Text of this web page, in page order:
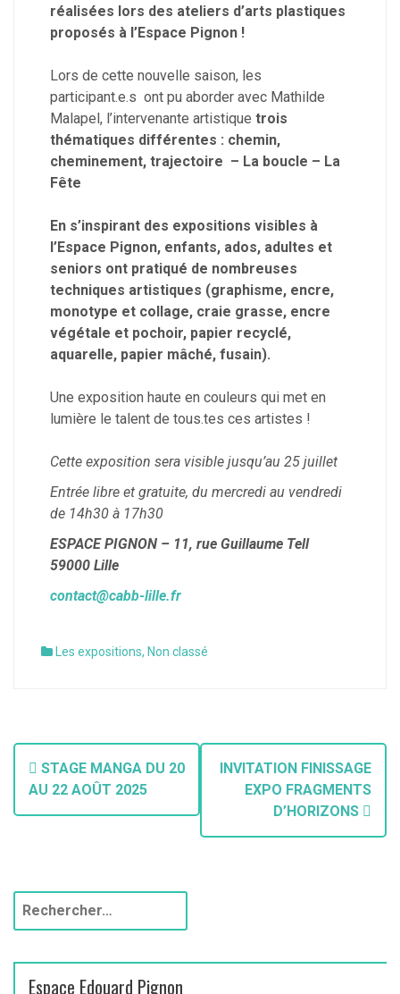
réalisées lors des ateliers d’arts plastiques
proposés à l’Espace Pignon !
Lors de cette nouvelle saison, les
participant.e.s ont pu aborder avec Mathilde
Malapel, l’intervenante artistique trois
thématiques différentes : chemin,
cheminement, trajectoire – La boucle – La
Fête
En s’inspirant des expositions visibles à
l’Espace Pignon, enfants, ados, adultes et
seniors ont pratiqué de nombreuses
techniques artistiques (graphisme, encre,
monotype et collage, craie grasse, encre
végétale et pochoir, papier recyclé,
aquarelle, papier mâché, fusain).
Une exposition haute en couleurs qui met en
lumière le talent de tous.tes ces artistes !
Cette exposition sera visible jusqu’au 25 juillet
Entrée libre et gratuite, du mercredi au vendredi
de 14h30 à 17h30
ESPACE PIGNON – 11, rue Guillaume Tell
59000 Lille
contact@cabb-lille.fr
Les expositions, Non classé
STAGE MANGA DU 20
AU 22 AOÛT 2025
INVITATION FINISSAGE
EXPO FRAGMENTS
D’HORIZONS
Espace Edouard Pignon